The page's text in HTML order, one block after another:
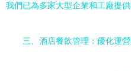
我們已為多家大型企業和工廠提
三、酒店餐飲管理：優化運